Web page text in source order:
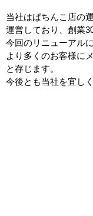
当社はぱちんこ店の
運営しており、創業
今回のリニューアル
より多くのお客様に
と存じます。
今後とも当社を宜し